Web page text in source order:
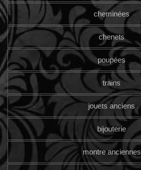
cheminées
chenets
poupées
trains
jouets anciens
bijouterie
montre anciennes